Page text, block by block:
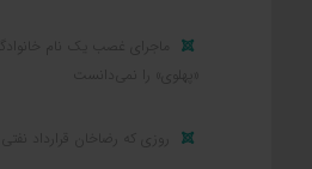
ماجرای غصب یک نام
«پهلوی» را نمی‌دانست